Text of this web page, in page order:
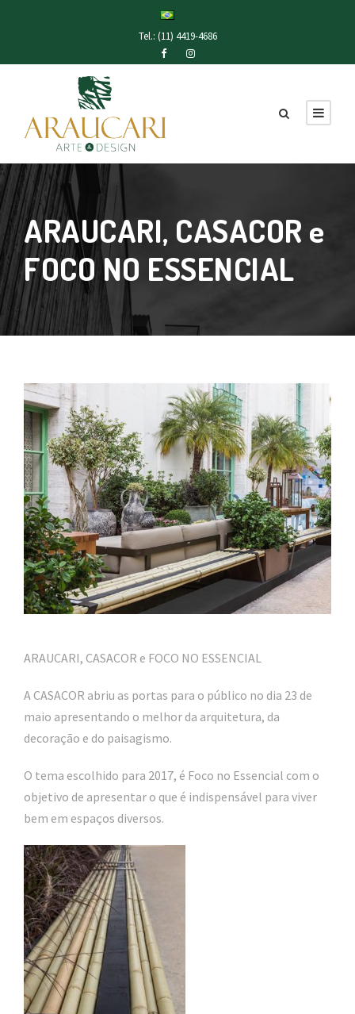
Tel.: (11) 4419-4686
ARAUCARI, CASACOR e
FOCO NO ESSENCIAL
ARAUCARI, CASACOR e FOCO NO ESSENCIAL
A CASACOR abriu as portas para o público no dia 23 de
maio apresentando o melhor da arquitetura, da
decoração e do paisagismo.
O tema escolhido para 2017, é Foco no Essencial com o
objetivo de apresentar o que é indispensável para viver
bem em espaços diversos.